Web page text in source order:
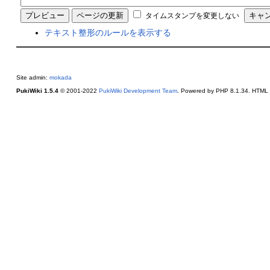
タイムスタンプを変更しない
テキスト整形のルールを表示する
Site admin: mokada
PukiWiki 1.5.4© 2001-2022 PukiWiki Development Team. Powered by PHP 8.1.34. HTML